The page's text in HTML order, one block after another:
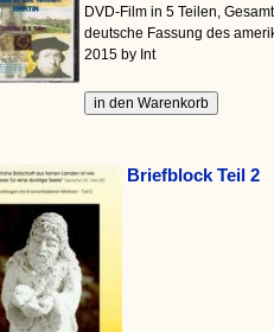
DVD-Film in 5 Teilen,
deutsche Fassung des
2015 by Int
Briefblock Teil 2